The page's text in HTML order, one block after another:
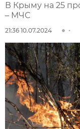
В Крыму на 25
– МЧС
21:36 10.07.2024